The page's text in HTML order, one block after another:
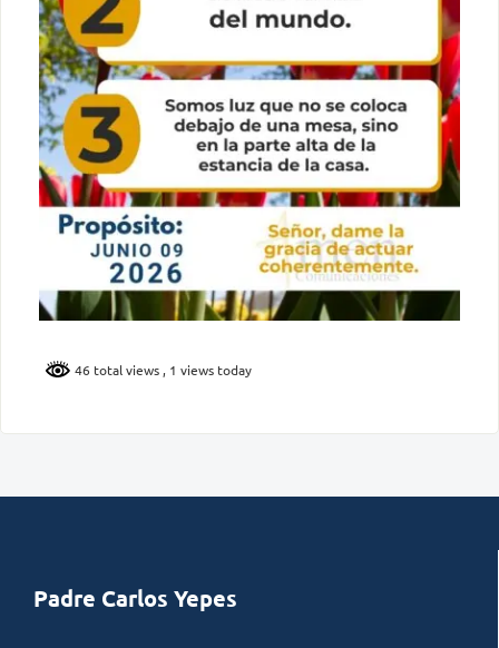
46 total views , 1 views today
Padre Carlos Yepes